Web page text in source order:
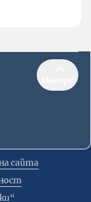
сайта